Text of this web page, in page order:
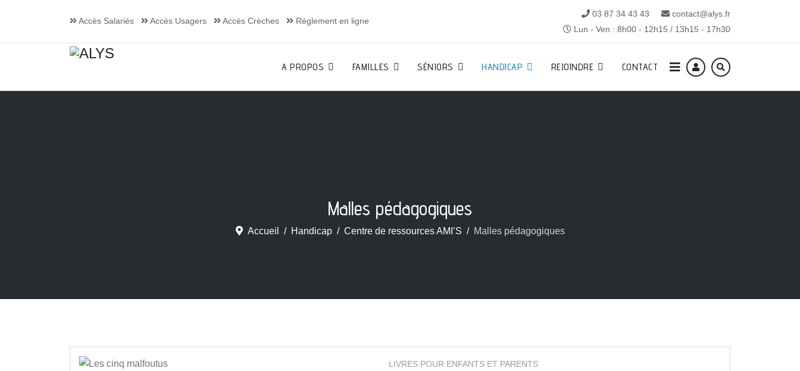
Accès Salariés Accès Usagers Accès Crèches Réglement en ligne
03 87 34 43 43
contact@alys.fr
Lun - Ven : 8h00 - 12h15 / 13h15 - 17h30
A PROPOS FAMILLES SÉNIORS HANDICAP REJOINDRE CONTACT
Malles pédagogiques
Accueil Handicap Centre de ressources AMI’S Malles pédagogiques
LIVRES POUR ENFANTS ET PARENTS